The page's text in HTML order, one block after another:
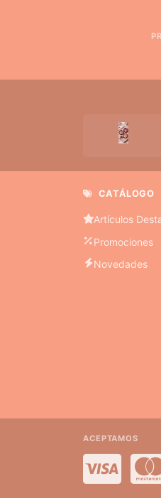
CATÁLOGO
Artículos
Promociones
Novedades
ACEPTAMOS
Visa